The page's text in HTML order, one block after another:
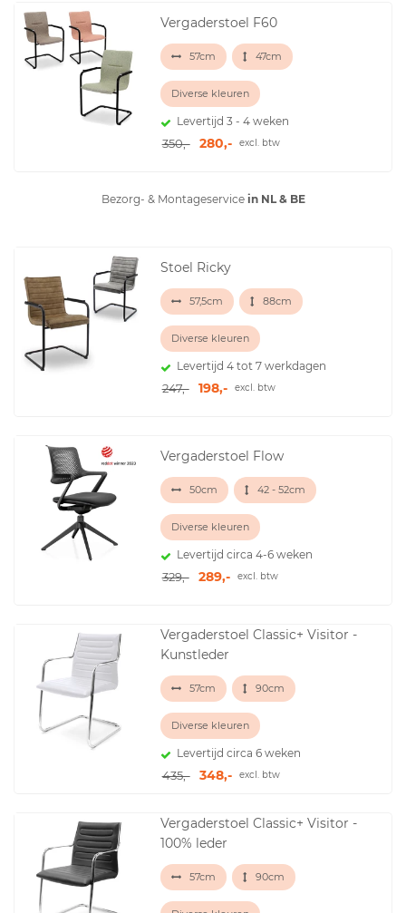
Vergaderstoel F60
57cm 47cm
Diverse kleuren
Levertijd 3 - 4 weken
350,- 280,- excl. btw
Bezorg- & Montageservicein NL & BE
Stoel Ricky
57,5cm 88cm
Diverse kleuren
Levertijd 4 tot 7 werkdagen
247,- 198,- excl. btw
Vergaderstoel Flow
50cm 42 - 52cm
Diverse kleuren
Levertijd circa 4-6 weken
329,- 289,- excl. btw
Vergaderstoel Classic+ Visitor -
Kunstleder
57cm 90cm
Diverse kleuren
Levertijd circa 6 weken
435,- 348,- excl. btw
Vergaderstoel Classic+ Visitor -
100% leder
57cm 90cm